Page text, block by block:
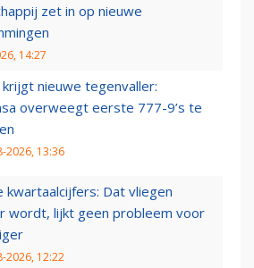
zet in op nieuwe
14:27
krijgt nieuwe tegenvaller:
overweegt eerste 777-9’s te
2026, 13:36
kwartaalcijfers: Dat vliegen
wordt, lijkt geen probleem voor
2026, 12:22